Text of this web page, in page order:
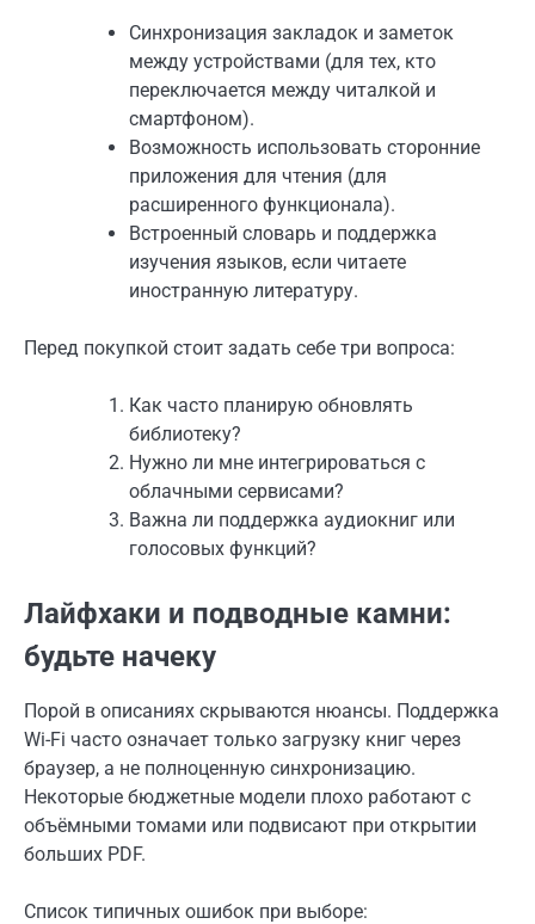
Синхронизация закладок и заметок
между устройствами (для тех, кто
переключается между читалкой и
смартфоном).
Возможность использовать сторонние
приложения для чтения (для
расширенного функционала).
Встроенный словарь и поддержка
изучения языков, если читаете
иностранную литературу.
Перед покупкой стоит задать себе три вопроса:
Как часто планирую обновлять
библиотеку?
Нужно ли мне интегрироваться с
облачными сервисами?
Важна ли поддержка аудиокниг или
голосовых функций?
Лайфхаки и подводные камни:
будьте начеку
Порой в описаниях скрываются нюансы. Поддержка
Wi-Fi часто означает только загрузку книг через
браузер, а не полноценную синхронизацию.
Некоторые бюджетные модели плохо работают с
объёмными томами или подвисают при открытии
больших PDF.
Список типичных ошибок при выборе: